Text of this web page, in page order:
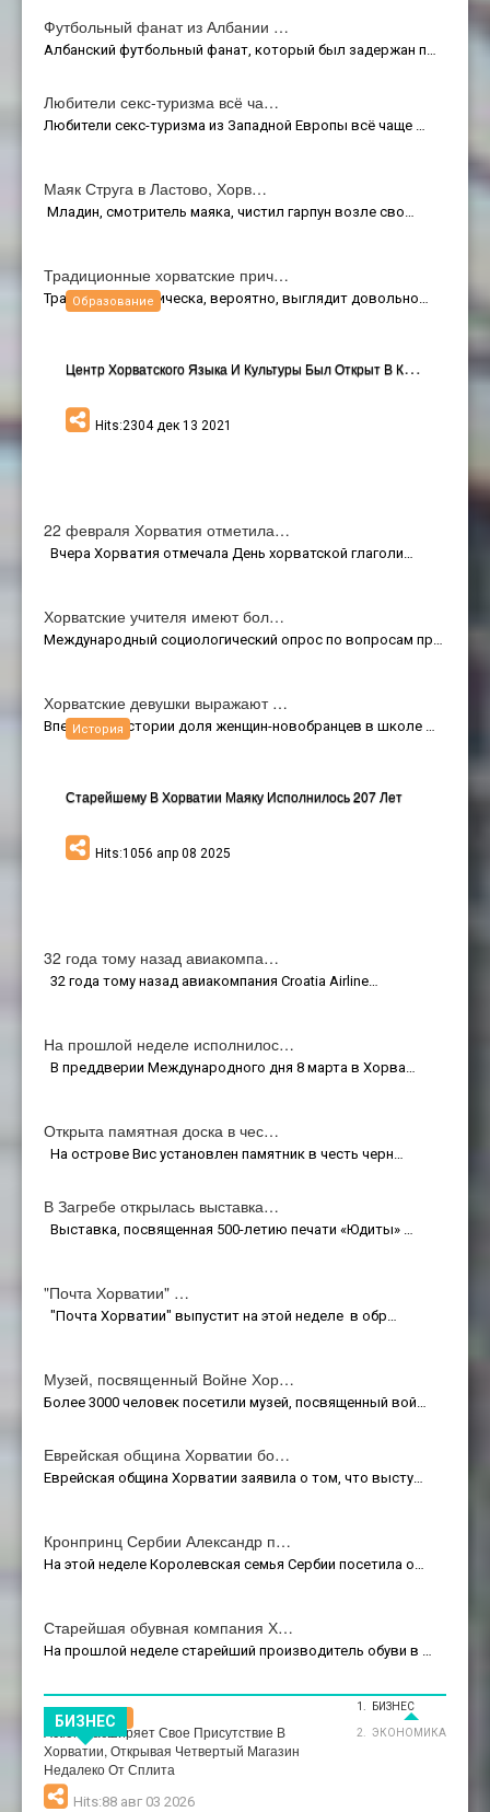
Футбольный фанат из Албании …
Албанский футбольный фанат, который был задержан п…
Любители секс-туризма всё ча…
Любители секс-туризма из Западной Европы всё чаще …
Маяк Струга в Ластово, Хорв…
Младин, смотритель маяка, чистил гарпун возле сво…
Традиционные хорватские прич…
Традиционная прическа, вероятно, выглядит довольно…
Ц
Ентр Хорватского Языка И Культуры Был Открыт В Киеве
Hits:2304 дек 13 2021
Образование
22 февраля Хорватия отметила…
Вчера Хорватия отмечала День хорватской глаголи…
Хорватские учителя имеют бол…
Международный социологический опрос по вопросам пр…
Хорватские девушки выражают …
Впервые в истории доля женщин-новобранцев в школе …
Старейшему В Хорватии Маяку Исполнилось 207 Лет
Hits:1056 апр 08 2025
История
32 года тому назад авиакомпа…
32 года тому назад авиакомпания Croatia Airline…
На прошлой неделе исполнилос…
В преддверии Международного дня 8 марта в Хорва…
Открыта памятная доска в чес…
На острове Вис установлен памятник в честь черн…
В Загребе открылась выставка…
Выставка, посвященная 500-летию печати «Юдиты» …
"Почта Хорватии" …
"Почта Хорватии" выпустит на этой неделе в обр…
Музей, посвященный Войне Хор…
Более 3000 человек посетили музей, посвященный вой…
Еврейская община Хорватии бо…
Еврейская община Хорватии заявила о том, что высту…
Кронпринц Сербии Александр п…
На этой неделе Королевская семья Сербии посетила о…
Старейшая обувная компания Х…
На прошлой неделе старейший производитель обуви в …
БИЗНЕС
БИЗНЕС
ЭКОНОМИКА
Action Расширяет Свое Присутствие В
Хорватии, Открывая Четвертый Магазин
Недалеко От Сплита
Hits:88 авг 03 2026
Бизнес